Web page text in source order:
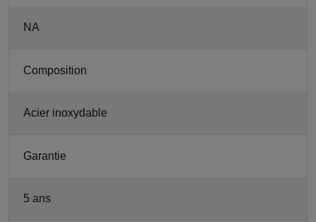
NA
Composition
Acier inoxydable
Garantie
5 ans